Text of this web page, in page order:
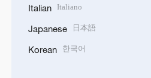
Italian Italiano
Japanese 日本語
Korean 한국어